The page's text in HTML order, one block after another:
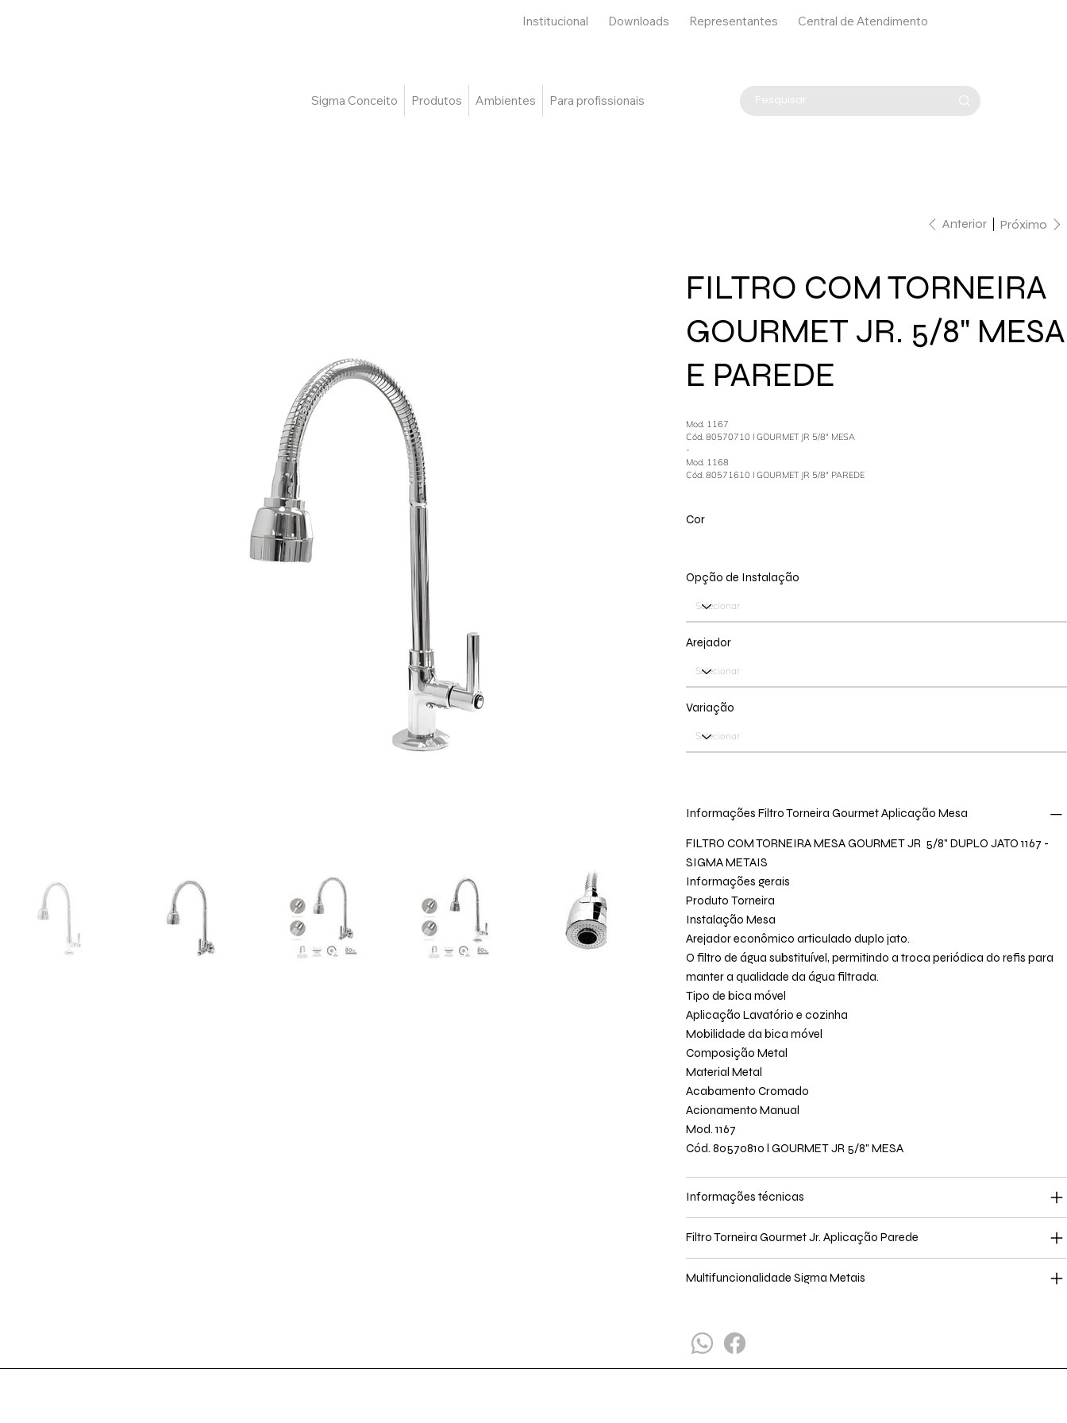
Institucional Downloads Representantes Central de Atendimento
Sigma Conceito Produtos Ambientes Para profissionais
Anterior Próximo
FILTRO COM TORNEIRA
GOURMET JR. 5/8" MESA
E PAREDE
Mod. 1167
Cód. 80570710 l GOURMET JR 5/8" MESA
-
Mod. 1168
Cód. 80571610 l GOURMET JR 5/8" PAREDE
Cor
Opção de Instalação
Arejador
Variação
Informações Filtro Torneira Gourmet Aplicação Mesa
FILTRO COM TORNEIRA MESA GOURMET JR 5/8" DUPLO JATO 1167 -
SIGMA METAIS
Informações gerais
Produto Torneira
Instalação Mesa
Arejador econômico articulado duplo jato.
O filtro de água substituível, permitindo a troca periódica do refis para
manter a qualidade da água filtrada.
Tipo de bica móvel
Aplicação Lavatório e cozinha
Mobilidade da bica móvel
Composição Metal
Material Metal
Acabamento Cromado
Acionamento Manual
Mod. 1167
Cód. 80570810 l GOURMET JR 5/8" MESA
Informações técnicas
Filtro Torneira Gourmet Jr. Aplicação Parede
Multifuncionalidade Sigma Metais